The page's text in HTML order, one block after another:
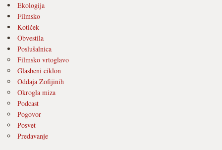
Ekologija
Filmsko
Kotiček
Obvestila
Poslušalnica
Filmsko vrtoglavo
Glasbeni ciklon
Oddaja Zofijinih
Okrogla miza
Podcast
Pogovor
Posvet
Predavanje